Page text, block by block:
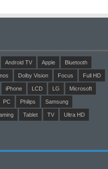
Android TV Apple Bluetooth
Dolby Vision Focus Full HD
iPhone LCD LG Microsoft
PC Philips Samsung
Tablet TV Ultra HD